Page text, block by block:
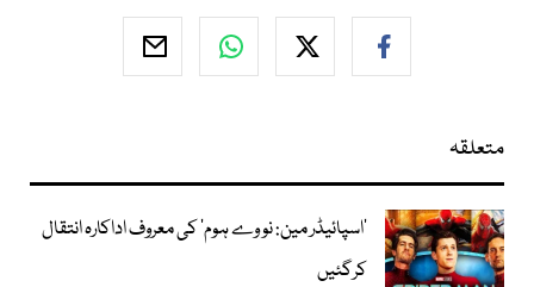
متعلقہ
’اسپائیڈر مین: نو وے ہوم‘ کی معروف اداکارہ انتقال
کرگئیں